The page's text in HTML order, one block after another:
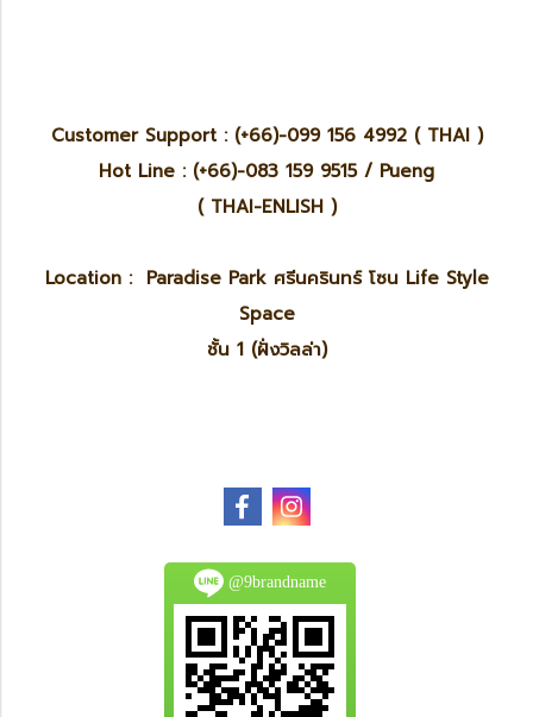
Customer Support : (+66)-099 156 4992 ( THAI )
Hot Line : (+66)-083 159 9515 / Pueng
( THAI-ENLISH )
Location : Paradise Park ศรีนครินทร์ โซน Life Style
Space
ชั้น 1 (ฝั่งวิลล่า)
@9brandname